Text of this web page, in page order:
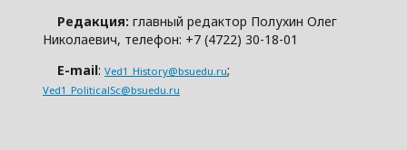
Редакция: главный редактор Полухин Олег
Николаевич, телефон: +7 (4722) 30-18-01
E-mail: Ved1_History@bsuedu.ru;
Ved1_PoliticalSc@bsuedu.ru